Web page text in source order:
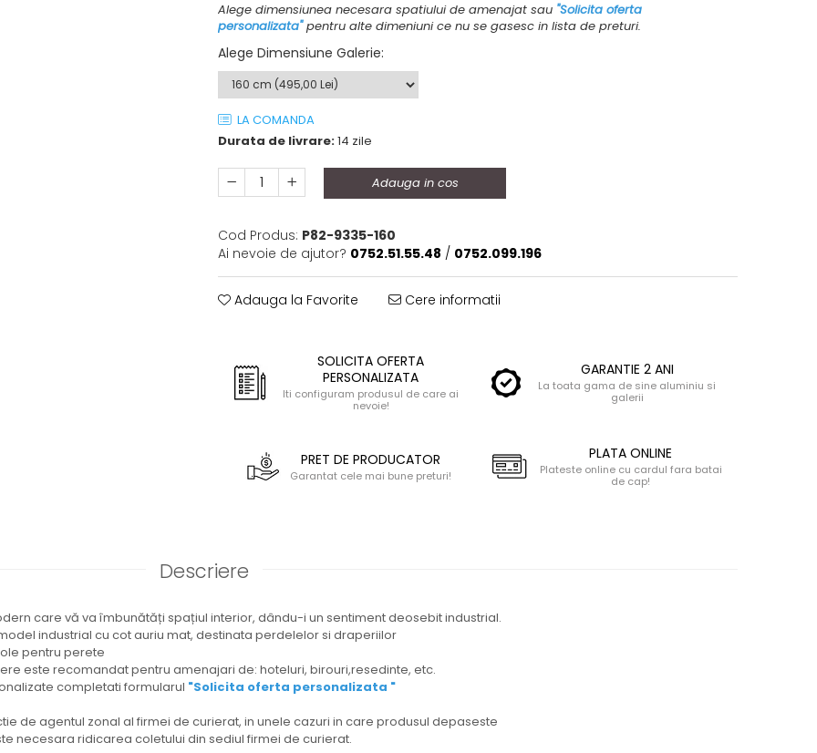
Alege dimensiunea necesara spatiului de amenajat sau "Solicita oferta
personalizata" pentru alte dimeniuni ce nu se gasesc in lista de preturi.
Alege Dimensiune Galerie:
LA COMANDA
Durata de livrare:14 zile
Adauga in cos
Cod Produs: P82-9335-160
Ai nevoie de ajutor? 0752.51.55.48 / 0752.099.196
Adauga la Favorite Cere informatii
SOLICITA OFERTA
PERSONALIZATA
Iti configuram produsul de care ai
nevoie!
GARANTIE 2 ANI
La toata gama de sine aluminiu si
galerii
PRET DE PRODUCATOR
Garantat cele mai bune preturi!
PLATA ONLINE
Plateste online cu cardul fara batai
de cap!
Descriere
care vă va îmbunătăți spațiul interior, dându-i un sentiment deosebit industrial.
industrial cu cot auriu mat, destinata perdelelor si draperiilor
pentru perete
este recomandat pentru amenajari de: hoteluri, birouri,resedinte, etc.
completati formularul "Solicita oferta personalizata "
de agentul zonal al firmei de curierat, in unele cazuri in care produsul depaseste
necesara ridicarea coletului din sediul firmei de curierat.